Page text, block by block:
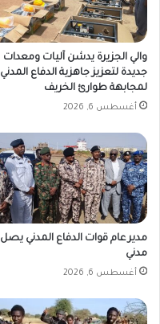
والي الجزيرة يدشن آليات ومعدات
جديدة لتعزيز جاهزية الدفاع المدني
لمجابهة طوارئ الخريف
أغسطس 6, 2026
مدير عام قوات الدفاع المدني يصل
مدني
أغسطس 6, 2026